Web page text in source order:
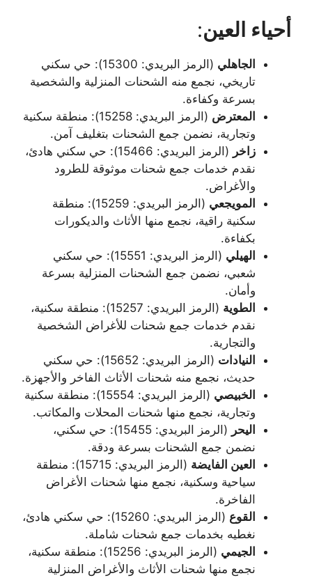
أحياء العين:
الجاهلي
(الرمز البريدي: 15300): حي سكني
تاريخي، نجمع منه الشحنات المنزلية والشخصية
بسرعة وكفاءة.
المعترض
(الرمز البريدي: 15258): منطقة سكنية
وتجارية، نضمن جمع الشحنات بتغليف آمن.
زاخر
(الرمز البريدي: 15466): حي سكني هادئ،
نقدم خدمات جمع شحنات موثوقة للطرود
والأغراض.
المويجعي
(الرمز البريدي: 15259): منطقة
سكنية راقية، نجمع منها الأثاث والديكورات
بكفاءة.
الهيلي
(الرمز البريدي: 15551): حي سكني
شعبي، نضمن جمع الشحنات المنزلية بسرعة
وأمان.
الطوية
(الرمز البريدي: 15257): منطقة سكنية،
نقدم خدمات جمع شحنات للأغراض الشخصية
والتجارية.
النيادات
(الرمز البريدي: 15652): حي سكني
حديث، نجمع منه شحنات الأثاث الفاخر والأجهزة.
الخبيصي
(الرمز البريدي: 15554): منطقة سكنية
وتجارية، نجمع منها شحنات المحلات والمكاتب.
اليحر
(الرمز البريدي: 15455): حي سكني،
نضمن جمع الشحنات بسرعة ودقة.
العين الفايضة
(الرمز البريدي: 15715): منطقة
سياحية وسكنية، نجمع منها شحنات الأغراض
الفاخرة.
القوع
(الرمز البريدي: 15260): حي سكني هادئ،
نغطيه بخدمات جمع شحنات شاملة.
الجيمي
(الرمز البريدي: 15256): منطقة سكنية،
نجمع منها شحنات الأثاث والأغراض المنزلية